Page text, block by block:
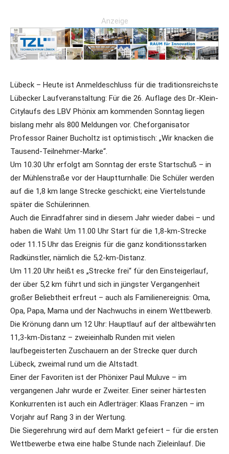
Anzeige
Lübeck – Heute ist Anmeldeschluss für die traditionsreichste
Lübecker Laufveranstaltung: Für die 26. Auflage des Dr.-Klein-
Citylaufs des LBV Phönix am kommenden Sonntag liegen
bislang mehr als 800 Meldungen vor. Cheforganisator
Professor Rainer Bucholtz ist optimistisch: „Wir knacken die
Tausend-Teilnehmer-Marke“.
Um 10.30 Uhr erfolgt am Sonntag der erste Startschuß – in
der Mühlenstraße vor der Hauptturnhalle: Die Schüler werden
auf die 1,8 km lange Strecke geschickt; eine Viertelstunde
später die Schülerinnen.
Auch die Einradfahrer sind in diesem Jahr wieder dabei – und
haben die Wahl: Um 11.00 Uhr Start für die 1,8-km-Strecke
oder 11.15 Uhr das Ereignis für die ganz konditionsstarken
Radkünstler, nämlich die 5,2-km-Distanz.
Um 11.20 Uhr heißt es „Strecke frei“ für den Einsteigerlauf,
der über 5,2 km führt und sich in jüngster Vergangenheit
großer Beliebtheit erfreut – auch als Familienereignis: Oma,
Opa, Papa, Mama und der Nachwuchs in einem Wettbewerb.
Die Krönung dann um 12 Uhr: Hauptlauf auf der altbewährten
11,3-km-Distanz – zweieinhalb Runden mit vielen
laufbegeisterten Zuschauern an der Strecke quer durch
Lübeck, zweimal rund um die Altstadt.
Einer der Favoriten ist der Phönixer Paul Muluve – im
vergangenen Jahr wurde er Zweiter. Einer seiner härtesten
Konkurrenten ist auch ein Adlerträger: Klaas Franzen – im
Vorjahr auf Rang 3 in der Wertung.
Die Siegerehrung wird auf dem Markt gefeiert – für die ersten
Wettbewerbe etwa eine halbe Stunde nach Zieleinlauf. Die